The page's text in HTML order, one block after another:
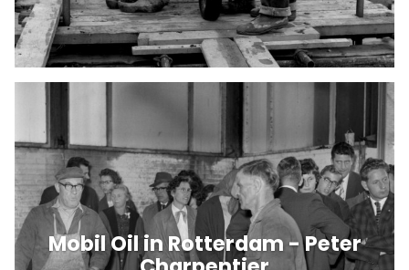
Mobil Oil in Rotterdam - Peter